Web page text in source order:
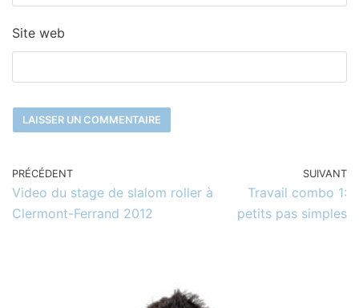
Site web
PRÉCÉDENT
Video du stage de slalom roller à
Clermont-Ferrand 2012
SUIVANT
Travail combo 1:
petits pas simples